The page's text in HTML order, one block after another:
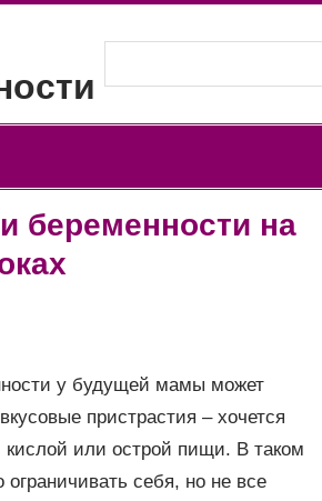
беременности на
у будущей мамы может
пристрастия – хочется
или острой пищи. В таком
себя, но не все